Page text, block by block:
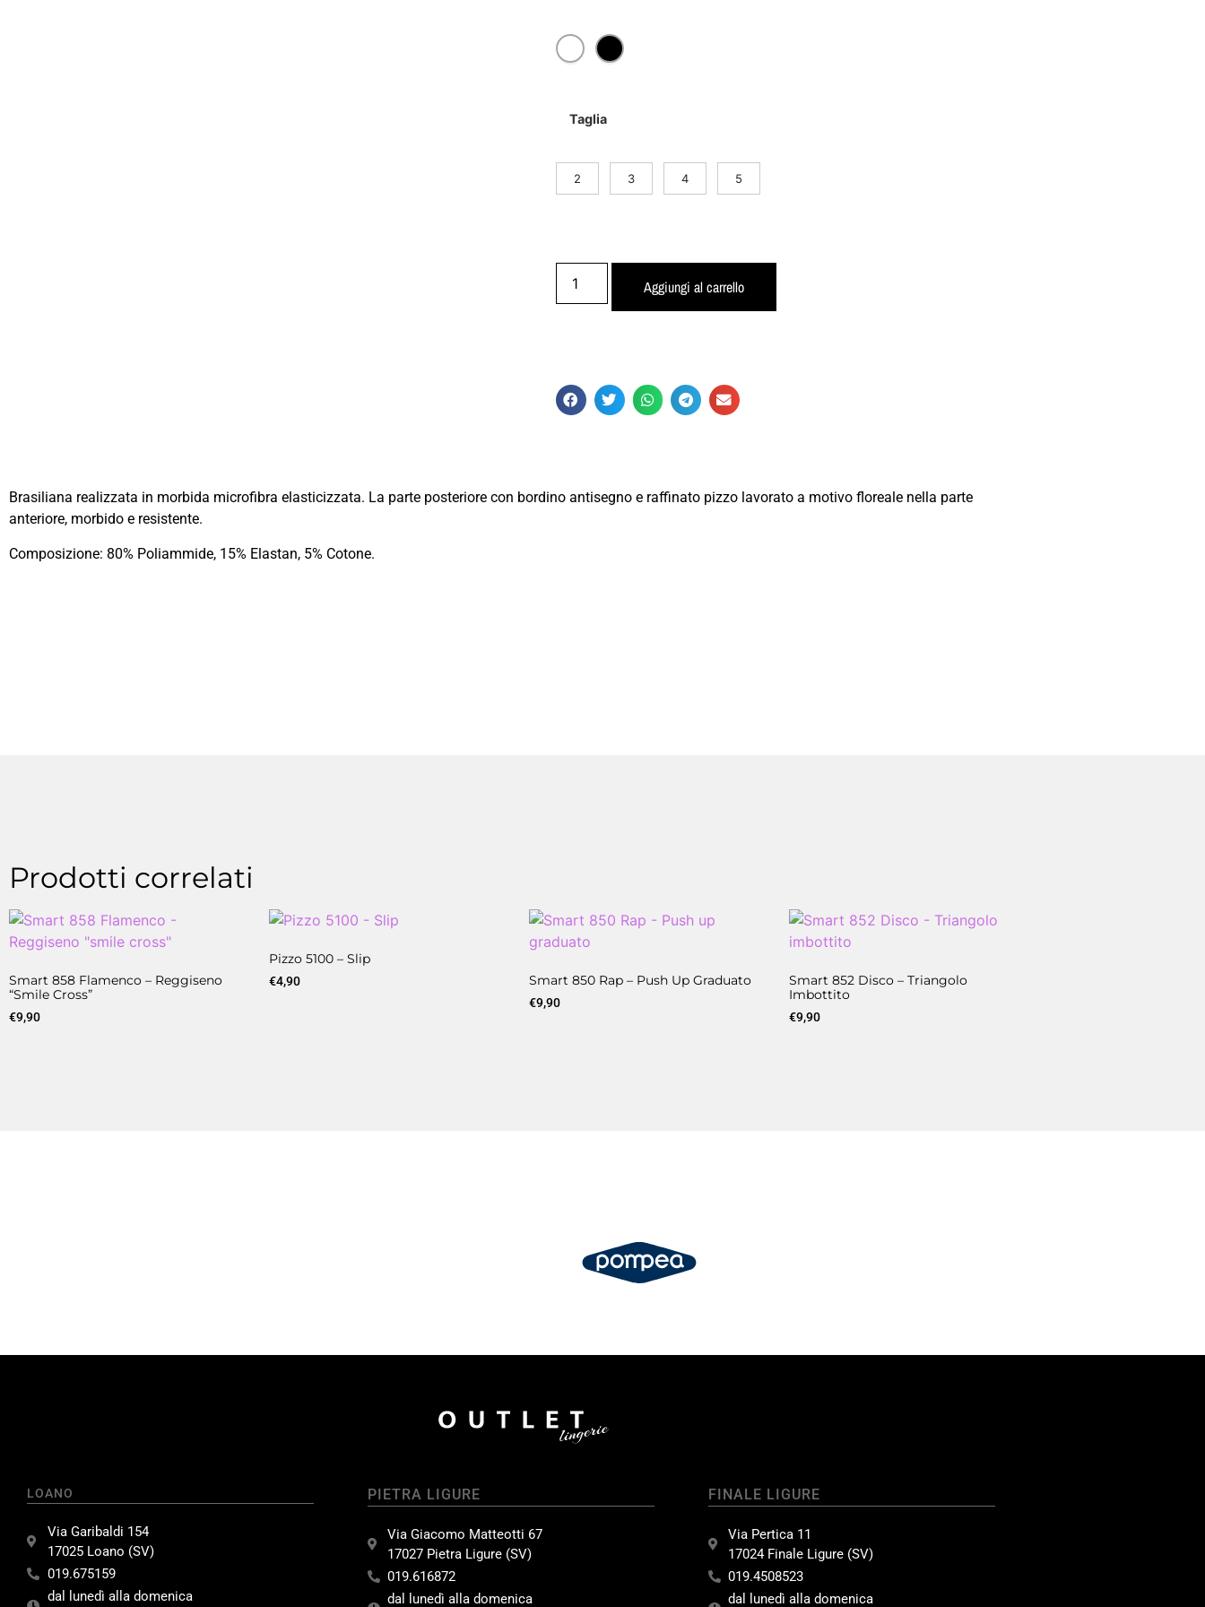
Taglia
2 3 4 5
Aggiungi al carrello
Brasiliana realizzata in morbida microfibra elasticizzata. La parte posteriore con bordino antisegno e raffinato pizzo lavorato a motivo floreale nella parte
anteriore, morbido e resistente.
Composizione: 80% Poliammide, 15% Elastan, 5% Cotone.
Prodotti correlati
Smart 858 Flamenco – Reggiseno
“smile Cross”
€9,90
Pizzo 5100 – Slip
€4,90 Smart 850 Rap – Push Up Graduato
€9,90
Smart 852 Disco – Triangolo
Imbottito
€9,90
LOANO
Via Garibaldi 154
17025 Loano (SV)
019.675159
dal lunedì alla domenica
PIETRA LIGURE
Via Giacomo Matteotti 67
17027 Pietra Ligure (SV)
019.616872
dal lunedì alla domenica
FINALE LIGURE
Via Pertica 11
17024 Finale Ligure (SV)
019.4508523
dal lunedì alla domenica